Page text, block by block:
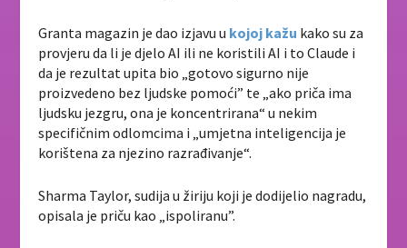
Granta magazin je dao izjavu u kojoj kažu kako su za
provjeru da li je djelo AI ili ne koristili AI i to Claude i
da je rezultat upita bio „gotovo sigurno nije
proizvedeno bez ljudske pomoći” te „ako priča ima
ljudsku jezgru, ona je koncentrirana“ u nekim
specifičnim odlomcima i „umjetna inteligencija je
korištena za njezino razrađivanje“.
Sharma Taylor, sudija u žiriju koji je dodijelio nagradu,
opisala je priču kao „ispoliranu”.